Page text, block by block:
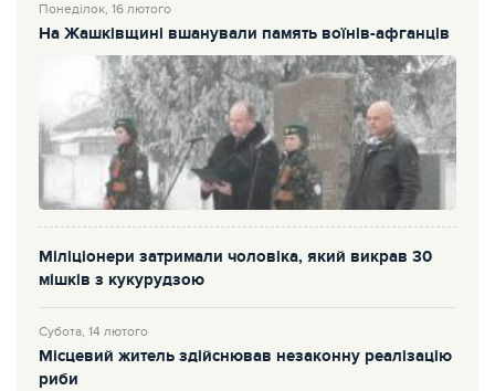
Понеділок, 16 лютого
На Жашківщині вшанували память воїнів-афганців
Міліціонери затримали чоловіка, який викрав 30
мішків з кукурудзою
Субота, 14 лютого
Місцевий житель здійснював незаконну реалізацію
риби